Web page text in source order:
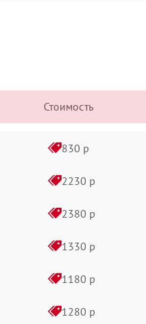
Стоимость
830 р
2230 р
2380 р
1330 р
1180 р
1280 р